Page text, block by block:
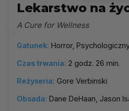
Lekarstwo na
A Cure for Wellness
Gatunek: Horror,
Czas trwania: 2 godz. 26 min.
Reżyseria: Gore Verbinski
Obsada: Dane DeHaan, Jason